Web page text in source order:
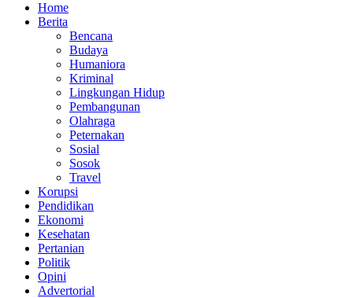
Home
Berita
Bencana
Budaya
Humaniora
Kriminal
Lingkungan Hidup
Pembangunan
Olahraga
Peternakan
Sosial
Sosok
Travel
Korupsi
Pendidikan
Ekonomi
Kesehatan
Pertanian
Politik
Opini
Advertorial